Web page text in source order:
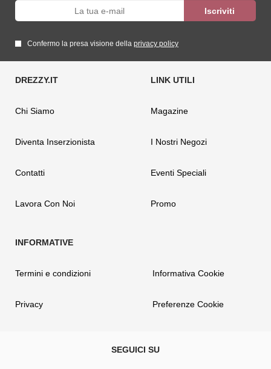
Confermo la presa visione della privacy policy
Chi Siamo
Diventa Inserzionista
Contatti
Lavora Con Noi
Magazine
I Nostri Negozi
Eventi Speciali
Promo
Termini e condizioni
Privacy
Informativa Cookie
Preferenze Cookie